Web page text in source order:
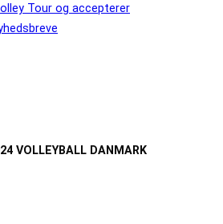
Tour og accepterer
VOLLEYBALL DANMARK